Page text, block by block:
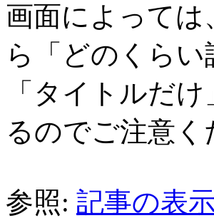
画面によって
ら「どのくら
「タイトルだ
るのでご注意く
参照: 記事の表